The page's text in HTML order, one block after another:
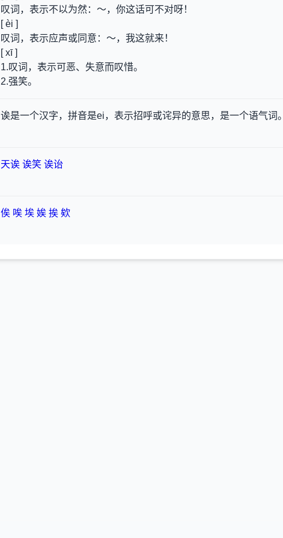
叹词，表示不以为然：～，你这话可不对呀！
[ èi ]
叹词，表示应声或同意 ：～，我这就来！
[ xī ]
1.叹词，表示可恶、失意而叹惜。
2.强笑。
诶是一个汉字，拼音是ei，表示招呼或诧异的意思，是一个语气词。
天诶 诶笑 诶诒
俟 唉 埃 娭 挨 欸